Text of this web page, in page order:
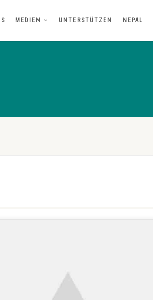
MEDIEN UNTERSTÜTZEN NEPAL